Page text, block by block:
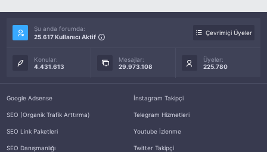
Şu anda forumda:
25.617 Kullanıcı Aktif
Çevrimiçi Üyeler
Konular:
4.431.613
Mesajlar:
29.973.108
Üyeler:
225.780
Google Adsense
SEO (Organik Trafik Arttırma)
SEO Link Paketleri
SEO Danışmanlığı
İnstagram Takipçi
Telegram Hizmetleri
Youtube İzlenme
Twitter Takipçi